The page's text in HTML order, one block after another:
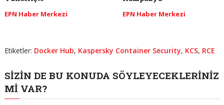
EPN Haber Merkezi EPN Haber Merkezi
Etiketler: Docker Hub, Kaspersky Container Security, KCS, RCE
SIZIN DE BU KONUDA SÖYLEYECEKLERINIZ
MI VAR?